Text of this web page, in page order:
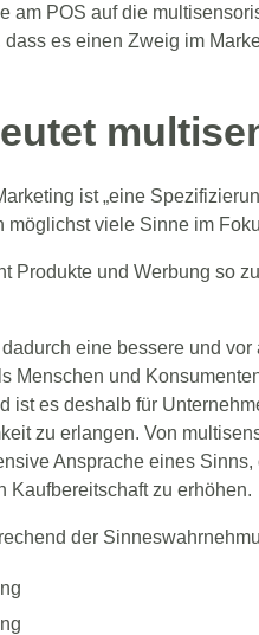
am POS auf die
es einen Zweig im
ist „eine
möglichst viele Sinne im
Produkte und Werbung so
eine bessere und
Menschen und
ist es deshalb für
zu erlangen. Von
Ansprache eines
Kaufbereitschaft zu erhöhen.
der